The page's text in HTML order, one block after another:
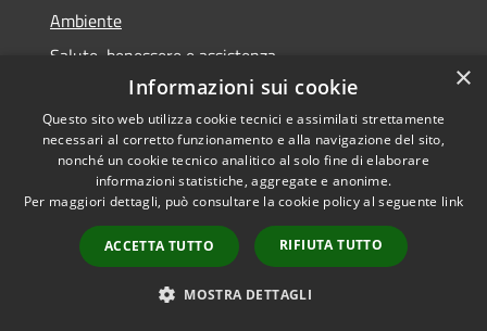
Ambiente
Salute, benessere e assistenza
Autorizzazioni
NOVITÀ
Notizie
Comunicati
Avvisi
×
Informazioni sui cookie
Questo sito web utilizza cookie tecnici e assimilati strettamente
necessari al corretto funzionamento e alla navigazione del sito,
nonché un cookie tecnico analitico al solo fine di elaborare
informazioni statistiche, aggregate e anonime.
Per maggiori dettagli, può consultare la cookie policy al seguente link
ACCETTA TUTTO RIFIUTA TUTTO
MOSTRA DETTAGLI